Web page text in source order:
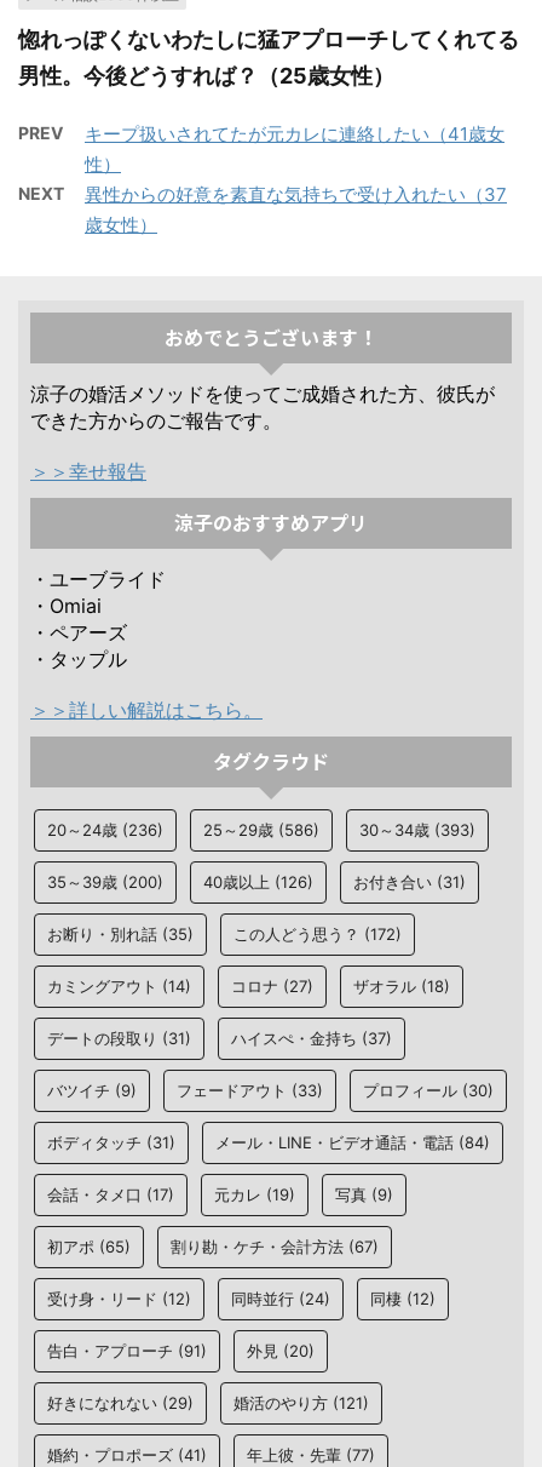
惚れっぽくないわたしに猛アプローチしてくれてる
男性。今後どうすれば？（25歳女性）
PREV
キープ扱いされてたが元カレに連絡したい（41歳女
性）
NEXT
異性からの好意を素直な気持ちで受け入れたい（37
歳女性）
おめでとうございます！
涼子の婚活メソッドを使ってご成婚された方、彼氏が
できた方からのご報告です。
＞＞幸せ報告
涼子のおすすめアプリ
・ユーブライド
・Omiai
・ペアーズ
・タップル
＞＞詳しい解説はこちら。
タグクラウド
20～24歳 (236) 25～29歳 (586) 30～34歳 (393)
35～39歳 (200) 40歳以上 (126) お付き合い (31)
お断り・別れ話 (35) この人どう思う？ (172)
カミングアウト (14) コロナ (27) ザオラル (18)
デートの段取り (31) ハイスぺ・金持ち (37)
バツイチ (9) フェードアウト (33) プロフィール (30)
ボディタッチ (31) メール・LINE・ビデオ通話・電話 (84)
会話・タメ口 (17) 元カレ (19) 写真 (9)
初アポ (65) 割り勘・ケチ・会計方法 (67)
受け身・リード (12) 同時並行 (24) 同棲 (12)
告白・アプローチ (91) 外見 (20)
好きになれない (29) 婚活のやり方 (121)
婚約・プロポーズ (41) 年上彼・先輩 (77)